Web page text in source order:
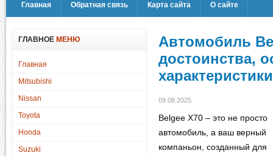
Главная Обратная связь Карта сайта О сайте
ГЛАВНОЕ МЕНЮ
Главная
Mitsubishi
Nissan
Toyota
Honda
Suzuki
Автомобиль
достоинства,
характеристики
09.08.2025
Belgee X70 – это не просто
автомобиль, а ваш верный
компаньон, созданный для